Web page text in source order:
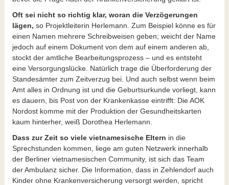
Oft sei nicht so richtig klar, woran die Verzögerungen
lägen, so Projektleiterin Herlemann. Zum Beispiel könne es für
einen Namen mehrere Schreibweisen geben; weicht der Name
jedoch auf einem Dokument von dem auf einem anderen ab,
stockt der amtliche Bearbeitungsprozess – und es entsteht
eine Versorgungslücke. Natürlich trage die Überforderung der
Standesämter zum Zeitverzug bei. Und auch selbst wenn beim
Amt alles in Ordnung ist und die Geburtsurkunde vorliegt, kann
es dauern, bis Post von der Krankenkasse eintrifft: Die AOK
Nordost komme mit der Produktion der Gesundheitskarten
kaum hinterher, weiß Dorothea Herlemann.
Dass zur Zeit so viele vietnamesische Eltern in die
Sprechstunden kommen, liege am guten Netzwerk innerhalb
der Berliner vietnamesischen Community, ist sich das Team
der Ambulanz sicher. Die Information, dass in Zehlendorf auch
Kinder ohne Krankenversicherung versorgt werden, spricht